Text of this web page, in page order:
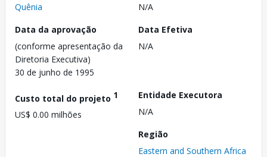
Quênia
N/A
Data da aprovação
(conforme apresentação da
Diretoria Executiva)
30 de junho de 1995
Data Efetiva
N/A
Custo total do projeto 1
US$ 0.00 milhões
Entidade Executora
N/A
Região
Eastern and Southern Africa